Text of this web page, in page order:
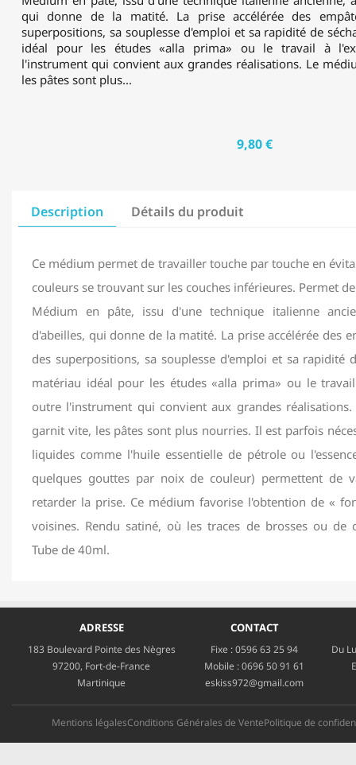
qui donne de la matité. La prise accélérée des
superpositions, sa souplesse d'emploi et sa rapidité de
idéal pour les études «alla prima» ou le travail à
l'instrument qui convient aux grandes réalisations. Le
les pâtes sont plus...
9,80 €
Description Détails du produit
Ce médium permet de travailler touche par touche en
couleurs se trouvant sur les couches inférieures. Permet
Médium en pâte, issu d'une technique italienne
d'abeilles, qui donne de la matité. La prise accélérée des
des superpositions, sa souplesse d'emploi et sa rapidité
matériau idéal pour les études «alla prima» ou le
outre l'instrument qui convient aux grandes
garnit vite, les pâtes sont plus nourries. Il est parfois
liquides comme l'huile essentielle de pétrole ou
quelques gouttes par noix de couleur) permettent de
retarder la prise. Ce médium favorise l'obtention de «
voisines. Rendu satiné, où les traces de brosses ou de
Tube de 40ml.
ADRESSE
183 Boulevard Pointe des Nègres
97200, Fort-de-France
Martinique
CONTACT
Fixe :0596 63 25 94
Mobile :0696 50 91 61
eskiss972@gmail.com
Du
Mentions légalesConditions Générales de VentePolitique de